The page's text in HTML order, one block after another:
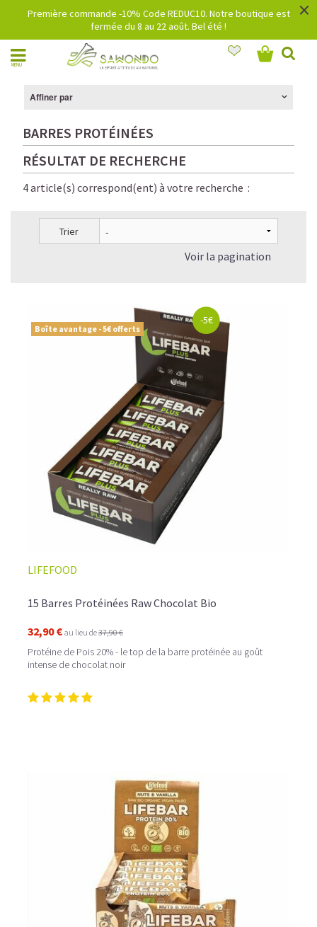
Première commande -10% Code REDUC10. Notre boutique est
fermée du 8 au 22 août. Bel été !
×
MENU
Affiner par
BARRES PROTÉINÉES
RÉSULTAT DE RECHERCHE
4 article(s) correspond(ent) à votre recherche :
Trier
Voir la pagination
Boîte avantage - 5€ offerts
-5€
LIFEFOOD
15 Barres Protéinées Raw Chocolat Bio
32,90 € au lieu de37,90 €
Protéine de Pois 20% - le top de la barre protéinée au goût
intense de chocolat noir